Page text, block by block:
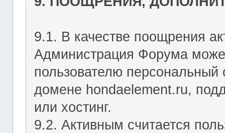
9.1. В качестве поощрения
Администрация Форума
пользователю персональный
домене hondaelement.ru,
или хостинг.
9.2. Активным считается